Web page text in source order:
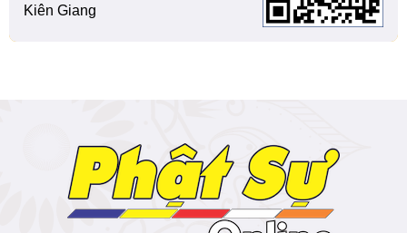
Kiên Giang